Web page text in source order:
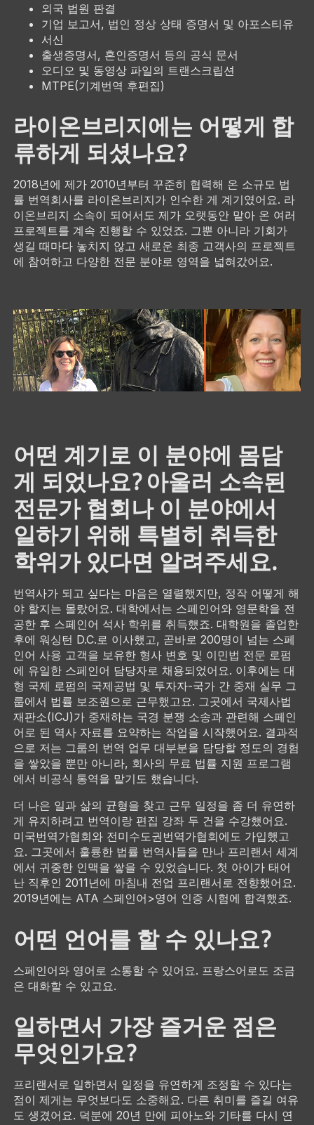
외국 법원 판결
기업 보고서, 법인 정상 상태 증명서 및 아포스티유
서신
출생증명서, 혼인증명서 등의 공식 문서
오디오 및 동영상 파일의 트랜스크립션
MTPE(기계번역 후편집)
라이온브리지에는 어떻게 합
류하게 되셨나요?
2018년에 제가 2010년부터 꾸준히 협력해 온 소규모 법
률 번역회사를 라이온브리지가 인수한 게 계기였어요. 라
이온브리지 소속이 되어서도 제가 오랫동안 맡아 온 여러
프로젝트를 계속 진행할 수 있었죠. 그뿐 아니라 기회가
생길 때마다 놓치지 않고 새로운 최종 고객사의 프로젝트
에 참여하고 다양한 전문 분야로 영역을 넓혀갔어요.
어떤 계기로 이 분야에 몸담
게 되었나요? 아울러 소속된
전문가 협회나 이 분야에서
일하기 위해 특별히 취득한
학위가 있다면 알려주세요.
번역사가 되고 싶다는 마음은 열렬했지만, 정작 어떻게 해
야 할지는 몰랐어요. 대학에서는 스페인어와 영문학을 전
공한 후 스페인어 석사 학위를 취득했죠. 대학원을 졸업한
후에 워싱턴 D.C.로 이사했고, 곧바로 200명이 넘는 스페
인어 사용 고객을 보유한 형사 변호 및 이민법 전문 로펌
에 유일한 스페인어 담당자로 채용되었어요. 이후에는 대
형 국제 로펌의 국제공법 및 투자자-국가 간 중재 실무 그
룹에서 법률 보조원으로 근무했고요. 그곳에서 국제사법
재판소(ICJ)가 중재하는 국경 분쟁 소송과 관련해 스페인
어로 된 역사 자료를 요약하는 작업을 시작했어요. 결과적
으로 저는 그룹의 번역 업무 대부분을 담당할 정도의 경험
을 쌓았을 뿐만 아니라, 회사의 무료 법률 지원 프로그램
에서 비공식 통역을 맡기도 했습니다.
더 나은 일과 삶의 균형을 찾고 근무 일정을 좀 더 유연하
게 유지하려고 번역이랑 편집 강좌 두 건을 수강했어요.
미국번역가협회와 전미수도권번역가협회에도 가입했고
요. 그곳에서 훌륭한 법률 번역사들을 만나 프리랜서 세계
에서 귀중한 인맥을 쌓을 수 있었습니다. 첫 아이가 태어
난 직후인 2011년에 마침내 전업 프리랜서로 전향했어요.
2019년에는 ATA 스페인어>영어 인증 시험에 합격했죠.
어떤 언어를 할 수 있나요?
스페인어와 영어로 소통할 수 있어요. 프랑스어로도 조금
은 대화할 수 있고요.
일하면서 가장 즐거운 점은
무엇인가요?
프리랜서로 일하면서 일정을 유연하게 조정할 수 있다는
점이 제게는 무엇보다도 소중해요. 다른 취미를 즐길 여유
도 생겼어요. 덕분에 20년 만에 피아노와 기타를 다시 연